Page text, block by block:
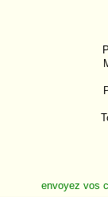
envoyez vos